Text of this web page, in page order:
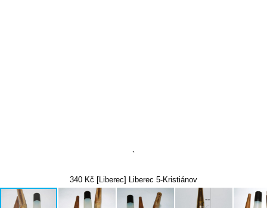
`
340 Kč [Liberec] Liberec 5-Kristiánov